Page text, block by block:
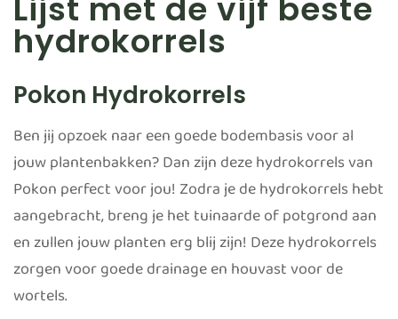
Lijst met de vijf beste
hydrokorrels
Pokon Hydrokorrels
Ben jij opzoek naar een goede bodembasis voor al
jouw plantenbakken? Dan zijn deze hydrokorrels van
Pokon perfect voor jou! Zodra je de hydrokorrels hebt
aangebracht, breng je het tuinaarde of potgrond aan
en zullen jouw planten erg blij zijn! Deze hydrokorrels
zorgen voor goede drainage en houvast voor de
wortels.